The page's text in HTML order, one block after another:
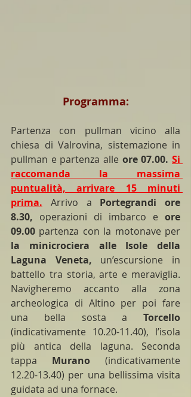
Programma:
Partenza con pullman vicino alla
chiesa di Valrovina, sistemazione in
pullman e partenza alle ore 07.00. Si
raccomanda la massima
puntualità, arrivare 15 minuti
prima. Arrivo a Portegrandi ore
8.30, operazioni di imbarco e ore
09.00
la minicrociera alle Isole della
Laguna Veneta, un’escursione in
battello tra storia, arte e meraviglia.
Navigheremo accanto alla zona
archeologica di Altino per poi fare
una bella sosta a
(indicativamente 10.20-11.40), l’isola
più antica della laguna. Seconda
tappa Murano (indicativamente
12.20-13.40) per una bellissima visita
guidata ad una fornace.